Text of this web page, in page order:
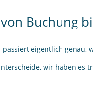
Buchung
passiert eigentlich genau,
wir haben es